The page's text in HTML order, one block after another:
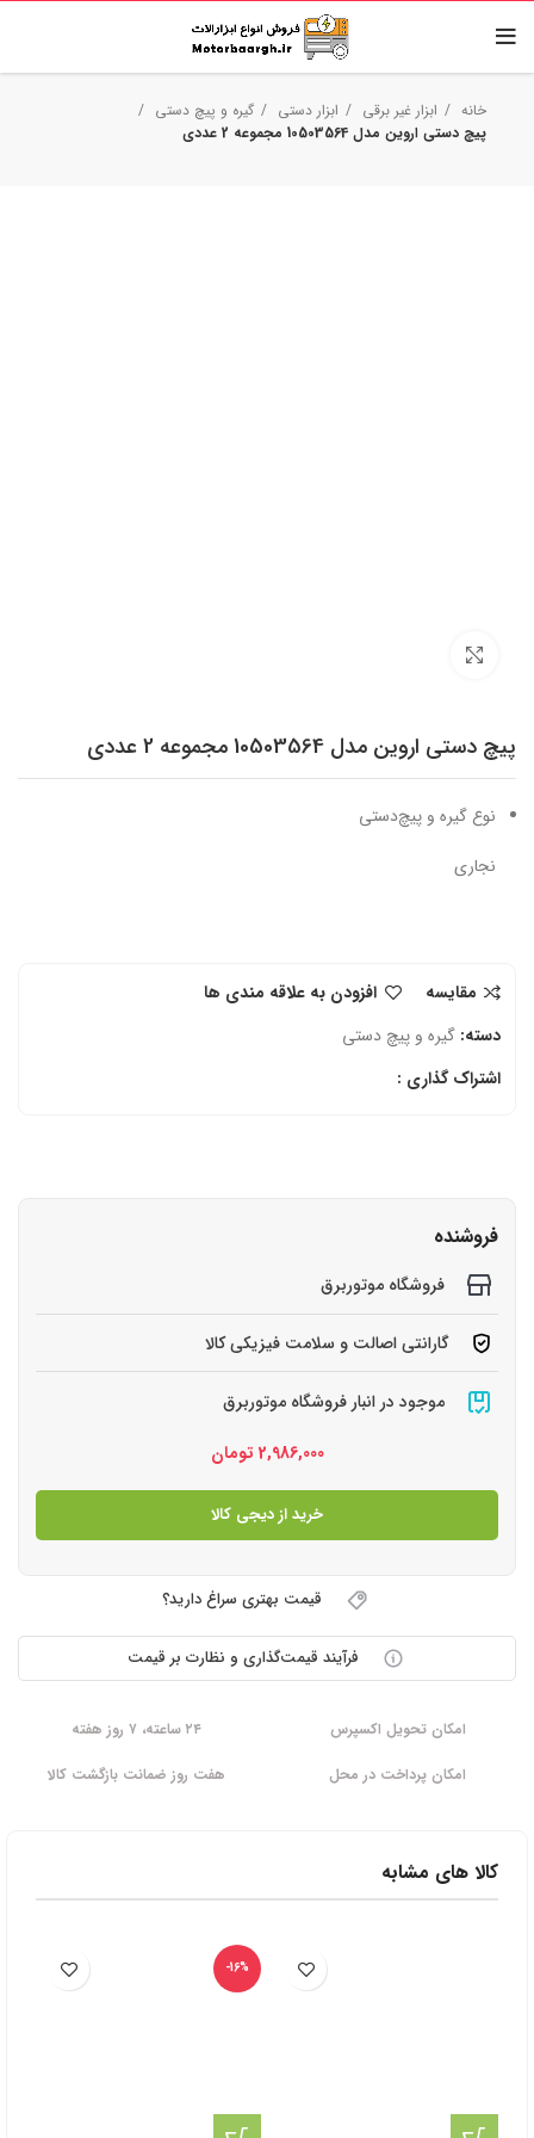
خانه ابزار غیر برقی ابزار دستی
گیره و پیچ دستی
پیچ دستی اروین مدل 10503564 مجموعه 2 عددی
پیچ دستی اروین مدل 10503564 مجموعه 2 عددی
نوع گیره و پیچ‌دستی
نجاری
مقایسه
افزودن به علاقه مندی ها
دسته: گیره و پیچ دستی
اشتراک گذاری :
فروشنده
فروشگاه موتوربرق
گارانتی اصالت و سلامت فیزیکی کالا
موجود در انبار فروشگاه موتوربرق
2,986,000 تومان
خرید از دیجی کالا
قیمت بهتری سراغ دارید؟
فرآیند قیمت‌گذاری و نظارت بر قیمت
امکان تحویل اکسپرس
۲۴ ساعته، ۷ روز هفته
امکان پرداخت در محل
هفت روز ضمانت بازگشت کالا
کالا های مشابه
-16%